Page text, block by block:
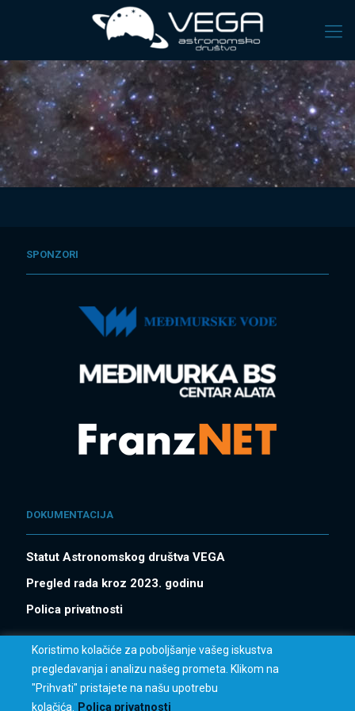
Koristimo kolačiće za poboljšanje vašeg iskustva
pregledavanja i analizu našeg prometa. Klikom na
"Prihvati" pristajete na našu upotrebu
kolačića.
Polica privatnosti
SPONZORI
DOKUMENTACIJA
Statut Astronomskog društva VEGA
Pregled rada kroz 2023. godinu
Polica privatnosti